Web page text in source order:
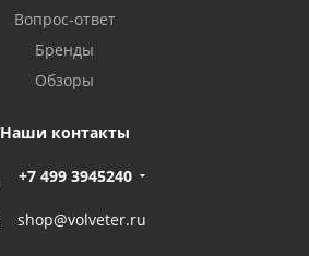
Вопрос-ответ
Бренды
Обзоры
Наши контакты
+7 499 3945240
shop@volveter.ru